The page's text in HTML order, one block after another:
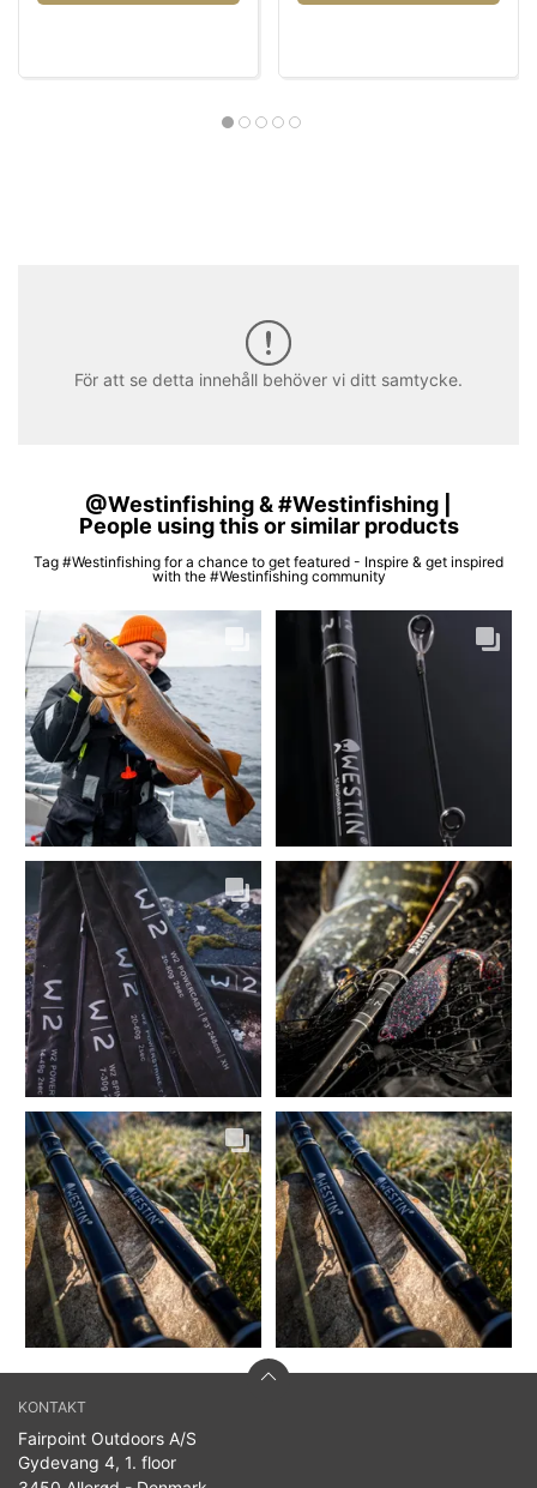
För att se detta innehåll behöver vi ditt samtycke.
@Westinfishing & #Westinfishing |
People using this or similar products
Tag #Westinfishing for a chance to get featured - Inspire & get inspired
with the #Westinfishing community
KONTAKT
Fairpoint Outdoors A/S
Gydevang 4, 1. floor